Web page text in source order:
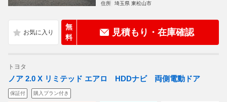
住所
埼玉県 東松山市
無
料
見積もり・在庫確認
トヨタ
ノア 2.0 X リミテッド エアロ HDDナビ 両側電動ドア
保証付 購入プラン付き